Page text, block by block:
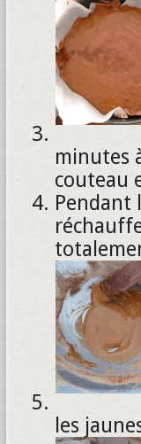
minutes
couteau
Pendant
les